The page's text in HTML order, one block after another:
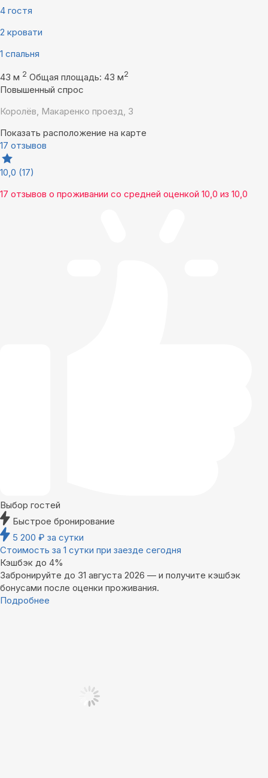
4 гостя
2 кровати
1 спальня
43 м 2 Общая площадь: 43 м2
Повышенный спрос
Королёв, Макаренко проезд, 3
Показать расположение на карте
17 отзывов
10,0 (17)
17 отзывов о проживании со средней оценкой 10,0 из 10,0
Выбор гостей
Быстрое бронирование
5 200 ₽ за сутки
Стоимость за 1 сутки при заезде сегодня
Кэшбэк до 4%
Забронируйте до 31 августа 2026 — и получите кэшбэк
бонусами после оценки проживания.
Подробнее